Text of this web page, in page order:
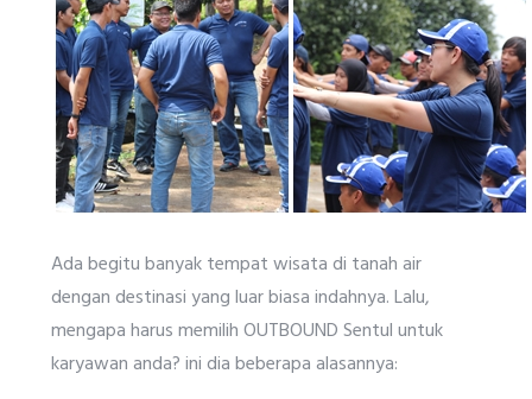
Ada begitu banyak tempat wisata di tanah air
dengan destinasi yang luar biasa indahnya. Lalu,
mengapa harus memilih OUTBOUND Sentul untuk
karyawan anda? ini dia beberapa alasannya: